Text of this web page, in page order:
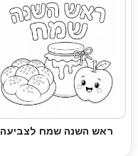
ראש השנה שמח לצביעה